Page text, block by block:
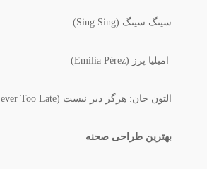
سینگ سینگ (Sing Sing)
امیلیا پرز (Emilia Pérez)
التون جان: هرگز دیر نیست (Elton John: Never Too Late)
بهترین طراحی صحنه